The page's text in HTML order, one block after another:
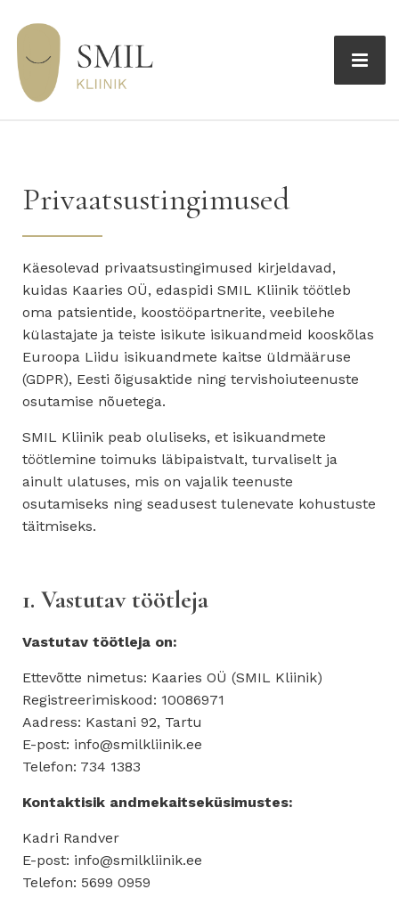
Privaatsustingimused
Käesolevad privaatsustingimused kirjeldavad,
kuidas Kaaries OÜ, edaspidi SMIL Kliinik töötleb
oma patsientide, koostööpartnerite, veebilehe
külastajate ja teiste isikute isikuandmeid kooskõlas
Euroopa Liidu isikuandmete kaitse üldmääruse
(GDPR), Eesti õigusaktide ning tervishoiuteenuste
osutamise nõuetega.
SMIL Kliinik peab oluliseks, et isikuandmete
töötlemine toimuks läbipaistvalt, turvaliselt ja
ainult ulatuses, mis on vajalik teenuste
osutamiseks ning seadusest tulenevate kohustuste
täitmiseks.
1. Vastutav töötleja
Vastutav töötleja on:
Ettevõtte nimetus: Kaaries OÜ (SMIL Kliinik)
Registreerimiskood: 10086971
Aadress: Kastani 92, Tartu
E-post: info@smilkliinik.ee
Telefon: 734 1383
Kontaktisik andmekaitseküsimustes:
Kadri Randver
E-post: info@smilkliinik.ee
Telefon: 5699 0959